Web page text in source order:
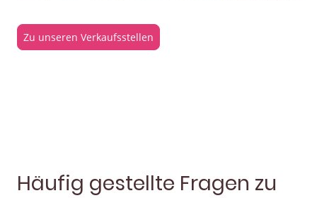
Zu unseren Verkaufsstellen
Häufig gestellte Fragen zu